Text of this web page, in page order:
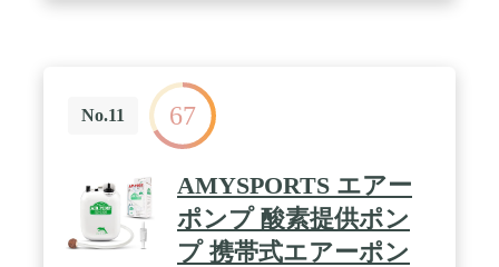
No.11 67
AMYSPORTS エアー
ポンプ 酸素提供ポン
プ 携帯式エアーポン